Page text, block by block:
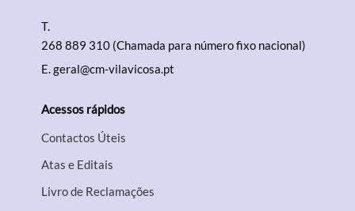
T.
268 889 310 (Chamada para número fixo nacional)
E.geral@cm-vilavicosa.pt
Acessos rápidos
Contactos Úteis
Atas e Editais
Livro de Reclamações